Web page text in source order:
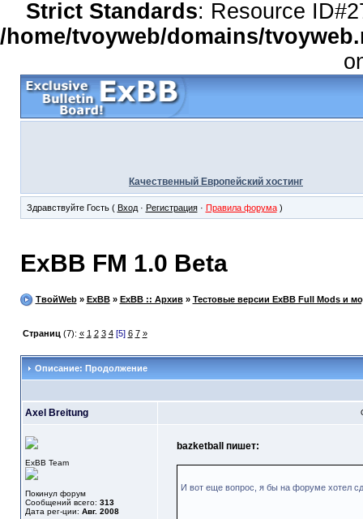
Strict Standards: Resource
/home/tvoyweb/domains/
Качественный Европейский хостинг
Здравствуйте Гость ( Вход· Регистрация· Правила форума)
ExBB FM 1.0 Beta
ТвойWeb» ExBB» ExBB :: Архив» Тестовые версии ExBB Full Mods и
Страниц (7): « 1 2 3 4 [5] 6 7 »
Описание: Продолжение
Axel Breitung
ExBB Team
Покинул форум
Сообщений всего: 313
Дата рег-ции: Авг. 2008
bazketball пишет:
И вот еще вопрос, я бы на форуме хотел